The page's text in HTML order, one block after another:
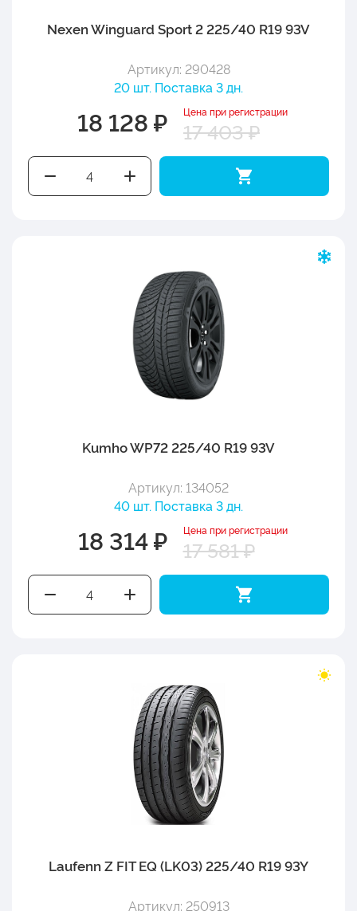
Nexen Winguard Sport 2 225/40 R19 93V
Артикул: 290428
20 шт. Поставка 3 дн.
18 128 ₽ Цена при регистрации
17 403 ₽
Kumho WP72 225/40 R19 93V
Артикул: 134052
40 шт. Поставка 3 дн.
18 314 ₽ Цена при регистрации
17 581 ₽
Laufenn Z FIT EQ (LK03) 225/40 R19 93Y
Артикул: 250913